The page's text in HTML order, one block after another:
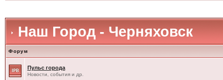
Наш Город - Черняховск
Форум
Пульс города
Новости, события и др.